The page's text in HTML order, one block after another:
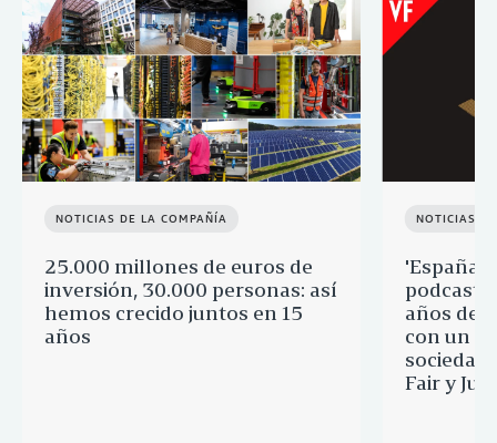
NOTICIAS DE LA COMPAÑÍA
25.000 millones de euros de
inversión, 30.000 personas: así
hemos crecido juntos en 15
años
NOTICIAS
'España
podcast
años de
con un
sociedad
Fair y